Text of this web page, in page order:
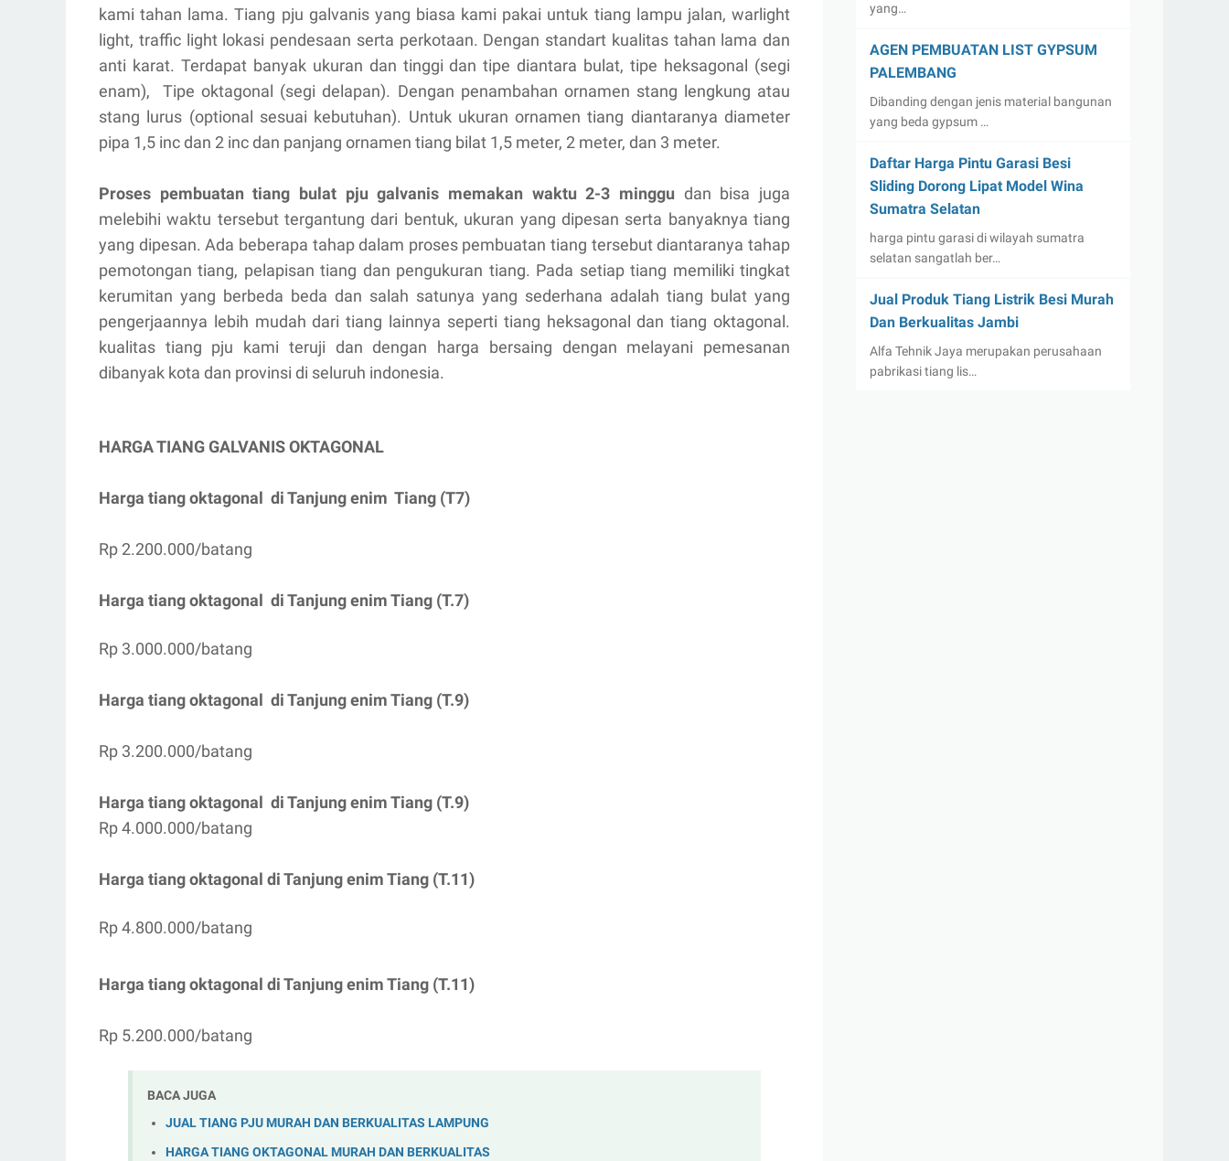
kami tahan lama. Tiang pju galvanis yang biasa kami pakai untuk tiang lampu jalan, warlight
light, traffic light lokasi pendesaan serta perkotaan. Dengan standart kualitas tahan lama dan
anti karat. Terdapat banyak ukuran dan tinggi dan tipe diantara bulat, tipe heksagonal (segi
enam), Tipe oktagonal (segi delapan). Dengan penambahan ornamen stang lengkung atau
stang lurus (optional sesuai kebutuhan). Untuk ukuran ornamen tiang diantaranya diameter
pipa 1,5 inc dan 2 inc dan panjang ornamen tiang bilat 1,5 meter, 2 meter, dan 3 meter.
Proses pembuatan tiang bulat pju galvanis memakan waktu 2-3 minggu dan bisa juga
melebihi waktu tersebut tergantung dari bentuk, ukuran yang dipesan serta banyaknya tiang
yang dipesan. Ada beberapa tahap dalam proses pembuatan tiang tersebut diantaranya tahap
pemotongan tiang, pelapisan tiang dan pengukuran tiang. Pada setiap tiang memiliki tingkat
kerumitan yang berbeda beda dan salah satunya yang sederhana adalah tiang bulat yang
pengerjaannya lebih mudah dari tiang lainnya seperti tiang heksagonal dan tiang oktagonal.
kualitas tiang pju kami teruji dan dengan harga bersaing dengan melayani pemesanan
dibanyak kota dan provinsi di seluruh indonesia.
HARGA TIANG GALVANIS OKTAGONAL
Harga tiang oktagonal di Tanjung enim Tiang (T7)
Rp 2.200.000/batang
Harga tiang oktagonal di Tanjung enim Tiang (T.7)
Rp 3.000.000/batang
Harga tiang oktagonal di Tanjung enim Tiang (T.9)
Rp 3.200.000/batang
Harga tiang oktagonal di Tanjung enim Tiang (T.9)
Rp 4.000.000/batang
Harga tiang oktagonal di Tanjung enim Tiang (T.11)
Rp 4.800.000/batang
Harga tiang oktagonal di Tanjung enim Tiang (T.11)
Rp 5.200.000/batang
BACA JUGA
JUAL TIANG PJU MURAH DAN BERKUALITAS LAMPUNG
HARGA TIANG OKTAGONAL MURAH DAN BERKUALITAS
yang…
AGEN PEMBUATAN LIST GYPSUM
PALEMBANG
Dibanding dengan jenis material bangunan
yang beda gypsum …
Daftar Harga Pintu Garasi Besi
Sliding Dorong Lipat Model Wina
Sumatra Selatan
harga pintu garasi di wilayah sumatra
selatan sangatlah ber…
Jual Produk Tiang Listrik Besi Murah
Dan Berkualitas Jambi
Alfa Tehnik Jaya merupakan perusahaan
pabrikasi tiang lis…